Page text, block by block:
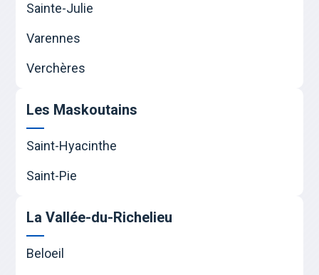
Sainte-Julie
Varennes
Verchères
Les Maskoutains
Saint-Hyacinthe
Saint-Pie
La Vallée-du-Richelieu
Beloeil